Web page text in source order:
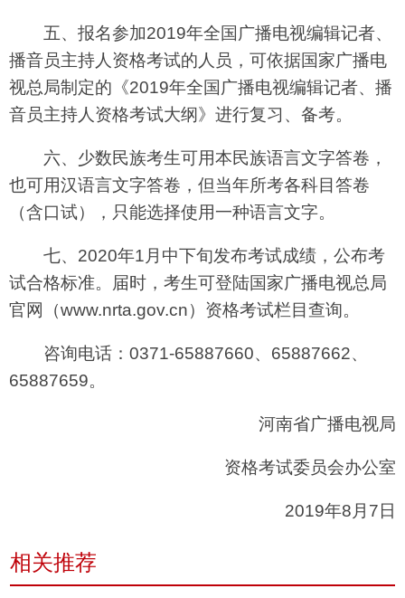
五、报名参加2019年全国广播电视编辑记者、
播音员主持人资格考试的人员，可依据国家广播电
视总局制定的《2019年全国广播电视编辑记者、播
音员主持人资格考试大纲》进行复习、备考。
六、少数民族考生可用本民族语言文字答卷，
也可用汉语言文字答卷，但当年所考各科目答卷
（含口试），只能选择使用一种语言文字。
七、2020年1月中下旬发布考试成绩，公布考
试合格标准。届时，考生可登陆国家广播电视总局
官网（www.nrta.gov.cn）资格考试栏目查询。
咨询电话：0371-65887660、65887662、
65887659。
河南省广播电视局
资格考试委员会办公室
2019年8月7日
相关推荐